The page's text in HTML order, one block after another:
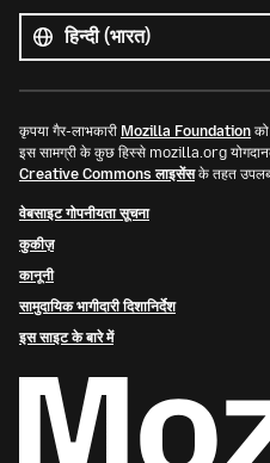
भाषाएं
भाषा
कृपया गैर-लाभकारी Mozilla Foundation
इस सामग्री के कुछ हिस्से mozilla.org
Creative Commons लाइसेंसके तहत
वेबसाइट गोपनीयता सूचना
कुकीज़
कानूनी
सामुदायिक भागीदारी दिशानिर्देश
इस साइट के बारे में